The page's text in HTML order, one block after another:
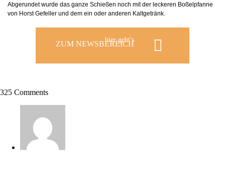
Abgerundet wurde das ganze Schießen noch mit der leckeren Boßelpfanne
von Horst Gefeller und dem ein oder anderen Kaltgetränk.
hier geht's
ZUM NEWSBEREICH
325 Comments